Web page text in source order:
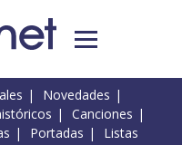
Novedades
Canciones
Portadas Listas